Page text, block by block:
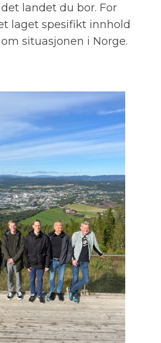
landet du bor. For
laget spesifikt innhold
situasjonen i Norge.